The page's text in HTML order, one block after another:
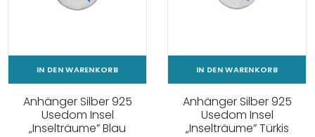
IN DEN WARENKORB
Anhänger Silber 925
Usedom Insel
„Inselträume” Blau
IN DEN WARENKORB
Anhänger Silber 925
Usedom Insel
„Inselträume” Türkis